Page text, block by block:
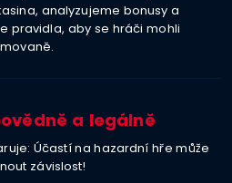
analyzujeme bonusy a
pravidla, aby se hráči mohli
a legálně
Účastí na hazardní hře může
závislost!